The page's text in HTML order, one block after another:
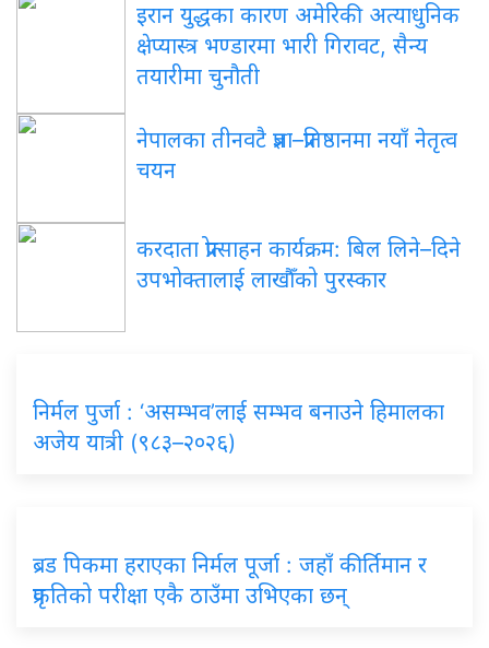
इरान युद्धका कारण अमेरिकी अत्याधुनिक
क्षेप्यास्त्र भण्डारमा भारी गिरावट, सैन्य
तयारीमा चुनौती
नेपालका तीनवटै प्रज्ञा–प्रतिष्ठानमा नयाँ नेतृत्व
चयन
करदाता प्रोत्साहन कार्यक्रम: बिल लिने–दिने
उपभोक्तालाई लाखौँको पुरस्कार
निर्मल पुर्जा : ‘असम्भव’लाई सम्भव बनाउने हिमालका
अजेय यात्री (९८३–२०२६)
ब्रड पिकमा हराएका निर्मल पूर्जा : जहाँ कीर्तिमान र
प्रकृतिको परीक्षा एकै ठाउँमा उभिएका छन्